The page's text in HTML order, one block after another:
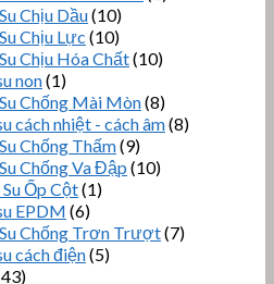
Chịu Dầu(10)
Chịu Lực (10)
Chịu Hóa Chất(10)
non(1)
Chống Mài Mòn(8)
cách nhiệt - cách âm(8)
Chống Thấm(9)
Chống Va Đập (10)
Ốp Cột(1)
EPDM (6)
Chống Trơn Trượt(7)
cách điện(5)